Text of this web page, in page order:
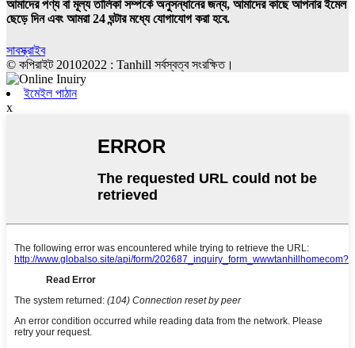
আমাদের পণ্য বা মূল্য তালিকা সম্পর্কে অনুসন্ধানের জন্য, আমাদের কাছে আপনার ইমেল
ছেড়ে দিন এবং আমরা 24 ঘন্টার মধ্যে যোগাযোগ করা হবে.
সাবস্ক্রাইব
© কপিরাইট 20102022 : Tanhill সর্বস্বত্ব সংরক্ষিত।
ইমেইল পাঠান
x